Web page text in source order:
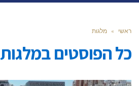
ראשי » מלגות
כל הפוסטים במלגות